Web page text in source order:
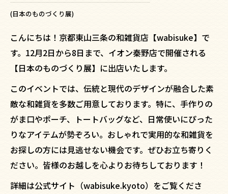
(日本のものづくり展)
こんにちは！京都東山三条の和雑貨店【wabisuke】で
す。12月2日から8日まで、イオン秦野店で開催される
【日本のものづくり展】に出店いたします。
このイベントでは、伝統と現代のデザインが融合した素
敵な和雑貨を多数ご用意しております。特に、手作りの
がま口やポーチ、トートバッグなど、日常使いにぴった
りなアイテムが勢ぞろい。おしゃれで実用的な和雑貨を
お探しの方には見逃せない機会です。ぜひお立ち寄りく
ださい。皆様のお越しを心よりお待ちしております！
詳細は公式サイト（wabisuke.kyoto）をご覧くださ